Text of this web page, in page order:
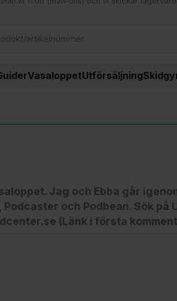
VasaloppetUtförsäljning
Jag och Ebba går
och Podbean. Sök
(Länk i första